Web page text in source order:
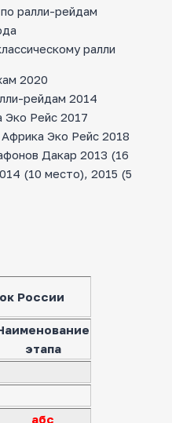
ралли-рейдам
ралли
2020
рейдам 2014
Рейс 2017
Эко Рейс 2018
Дакар 2013 (16
(10 место), 2015 (5
России
этапа
абс